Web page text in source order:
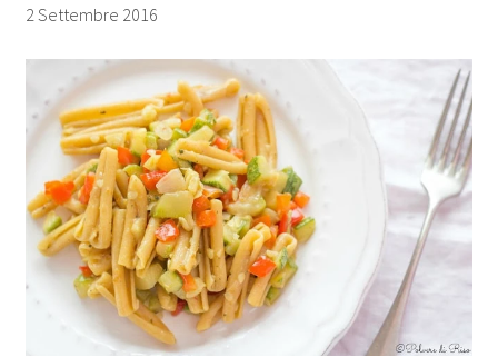
2 Settembre 2016